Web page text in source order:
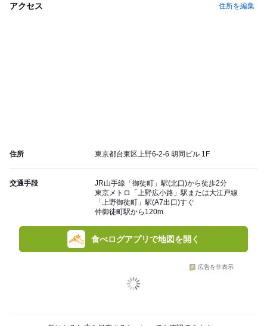
アクセス 住所を編集
住所 東京都台東区上野6-2-6 胡同ビル 1F
交通手段
JR山手線「御徒町」駅(北口)から徒歩2分
東京メトロ「上野広小路」駅または大江戸線
「上野御徒町」駅(A7出口)すぐ
仲御徒町駅から120m
食べログアプリで地図を開く
広告を非表示